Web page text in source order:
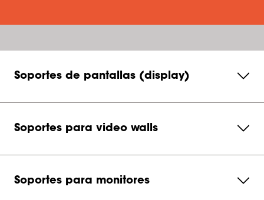
Soportes de pantallas (display)
Soportes para video walls
Soportes para monitores